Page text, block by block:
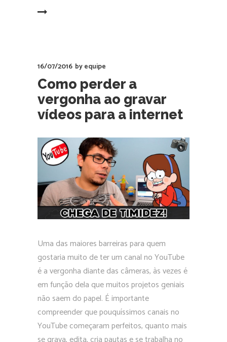
16/07/2016 byequipe
Como perder a
vergonha ao gravar
vídeos para a internet
Uma das maiores barreiras para quem
gostaria muito de ter um canal no YouTube
é a vergonha diante das câmeras, às vezes é
em função dela que muitos projetos geniais
não saem do papel. É importante
compreender que pouquíssimos canais no
YouTube começaram perfeitos, quanto mais